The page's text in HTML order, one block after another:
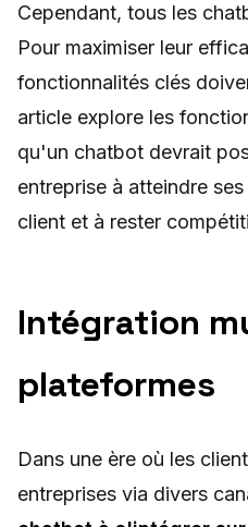
Cependant, tous les
Pour maximiser leur
fonctionnalités clés
article explore les
qu'un chatbot devrait
entreprise à atteindre
client et à rester
Intégration
plateformes
Dans une ère où les
entreprises via divers